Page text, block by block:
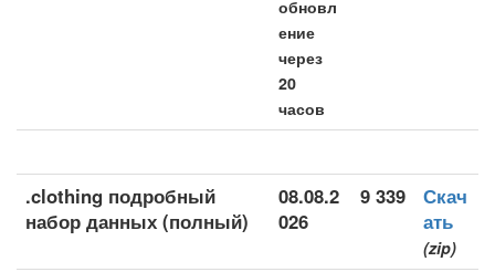
обновл
ение
через
20
часов
.clothing подробный
набор данных (полный)
08.08.2
026
9 339
Скач
ать
(zip)